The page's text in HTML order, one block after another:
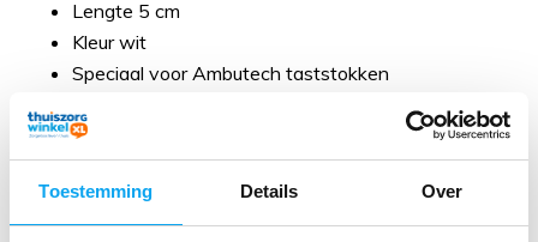
Toestemming Details Over
Lengte 5 cm
Kleur wit
Speciaal voor Ambutech taststokken
Reviews
Er zijn nog geen reviews geschreven over dit product.